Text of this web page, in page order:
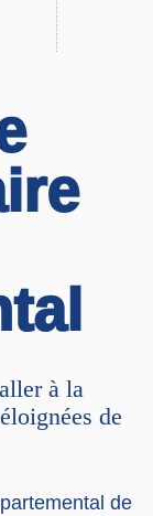
à la
de
de